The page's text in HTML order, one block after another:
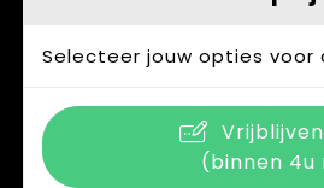
Selecteer jouw opties voor
(binnen